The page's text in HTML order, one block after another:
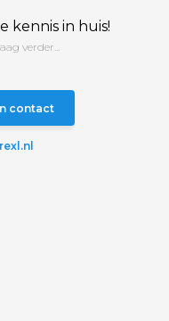
kennis in huis!
verder...
contact